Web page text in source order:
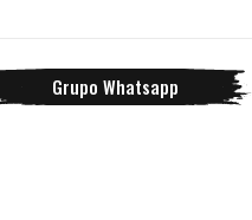
Grupo Whatsapp